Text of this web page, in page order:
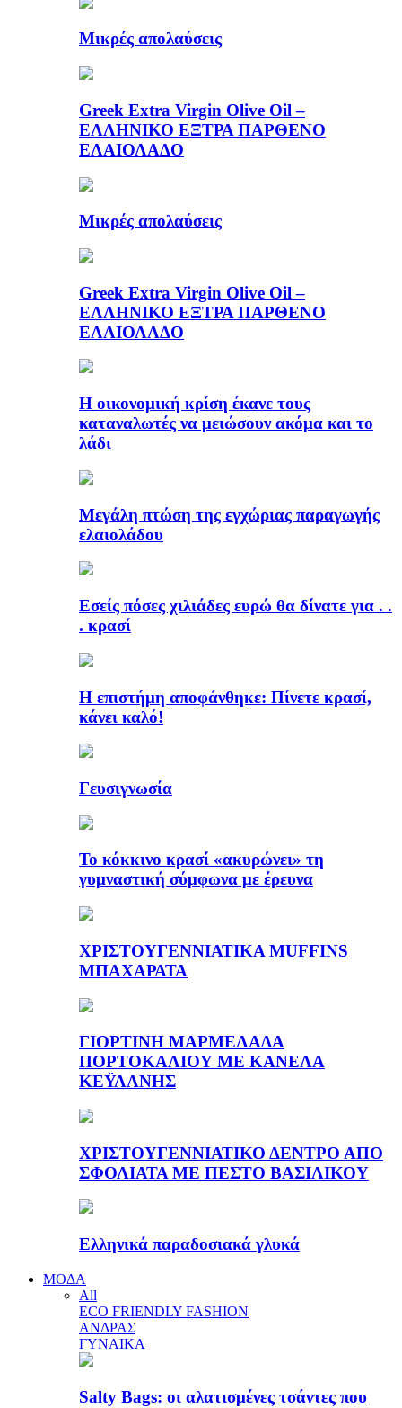
Μικρές απολαύσεις
Greek Extra Virgin Olive Oil –
ΕΛΛΗΝΙΚΟ ΕΞΤΡΑ ΠΑΡΘΕΝΟ
ΕΛΑΙΟΛΑΔΟ
Μικρές απολαύσεις
Greek Extra Virgin Olive Oil –
ΕΛΛΗΝΙΚΟ ΕΞΤΡΑ ΠΑΡΘΕΝΟ
ΕΛΑΙΟΛΑΔΟ
Η οικονομική κρίση έκανε τους
καταναλωτές να μειώσουν ακόμα και το
λάδι
Μεγάλη πτώση της εγχώριας παραγωγής
ελαιολάδου
Εσείς πόσες χιλιάδες ευρώ θα δίνατε για . .
. κρασί
Η επιστήμη αποφάνθηκε: Πίνετε κρασί,
κάνει καλό!
Γευσιγνωσία
Το κόκκινο κρασί «ακυρώνει» τη
γυμναστική σύμφωνα με έρευνα
ΧΡΙΣΤΟΥΓΕΝΝΙΑΤΙΚΑ MUFFINS
ΜΠΑΧΑΡΑΤΑ
ΓΙΟΡΤΙΝΗ ΜΑΡΜΕΛΑΔΑ
ΠΟΡΤΟΚΑΛΙΟΥ ΜΕ ΚΑΝΕΛΑ
ΚΕΫΛΑΝΗΣ
ΧΡΙΣΤΟΥΓΕΝΝΙΑΤΙΚΟ ΔΕΝΤΡΟ ΑΠΟ
ΣΦΟΛΙΑΤΑ ΜΕ ΠΕΣΤΟ ΒΑΣΙΛΙΚΟΥ
Ελληνικά παραδοσιακά γλυκά
ΜΟΔΑ
All
ECO FRIENDLY FASHION
ΑΝΔΡΑΣ
ΓΥΝΑΙΚΑ
Salty Bags: οι αλατισμένες τσάντες που